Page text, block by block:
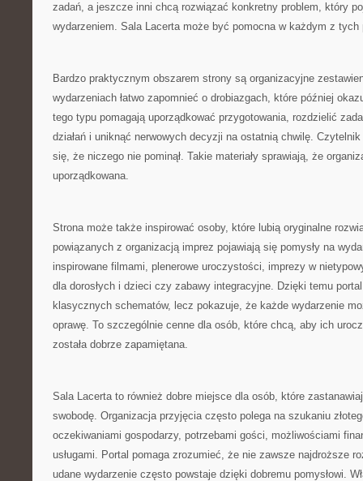
zadań, a jeszcze inni chcą rozwiązać konkretny problem, który
wydarzeniem. Sala Lacerta może być pomocna w każdym z tych
Bardzo praktycznym obszarem strony są organizacyjne
wydarzeniach łatwo zapomnieć o drobiazgach, które później
tego typu pomagają uporządkować przygotowania, rozdzielić
działań i uniknąć nerwowych decyzji na ostatnią chwilę.
się, że niczego nie pominął. Takie materiały sprawiają, że
uporządkowana.
Strona może także inspirować osoby, które lubią oryginalne
powiązanych z organizacją imprez pojawiają się pomysły na
inspirowane filmami, plenerowe uroczystości, imprezy w
dla dorosłych i dzieci czy zabawy integracyjne. Dzięki temu
klasycznych schematów, lecz pokazuje, że każde wydarzenie
oprawę. To szczególnie cenne dla osób, które chcą, aby ich
została dobrze zapamiętana.
Sala Lacerta to również dobre miejsce dla osób, które
swobodę. Organizacja przyjęcia często polega na szukaniu
oczekiwaniami gospodarzy, potrzebami gości, możliwościami
usługami. Portal pomaga zrozumieć, że nie zawsze najdroższe
udane wydarzenie często powstaje dzięki dobremu pomysłowi.